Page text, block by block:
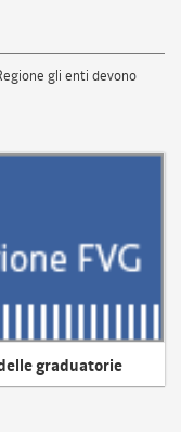
gli enti devono
graduatorie